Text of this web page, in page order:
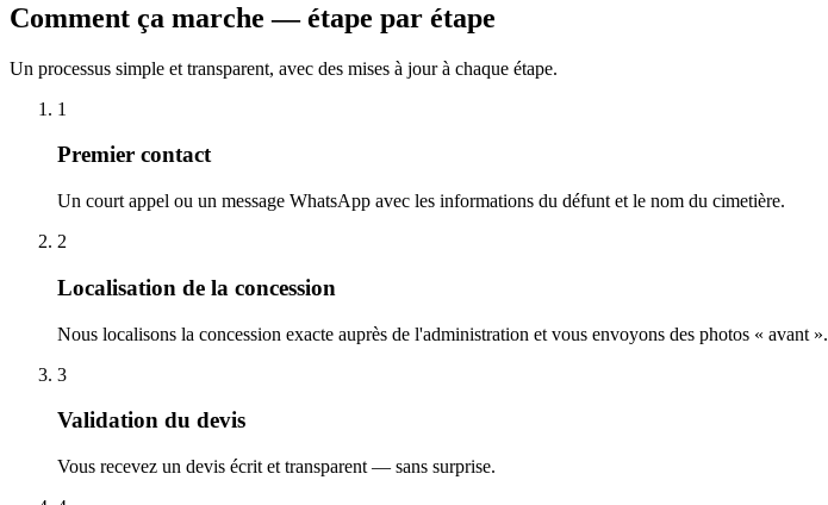
Comment ça marche — étape par étape
Un processus simple et transparent, avec des mises à jour à chaque étape.
1
Premier contact
Un court appel ou un message WhatsApp avec les informations du défunt et le nom du cimetière.
2
Localisation de la concession
Nous localisons la concession exacte auprès de l'administration et vous envoyons des photos « avant ».
3
Validation du devis
Vous recevez un devis écrit et transparent — sans surprise.